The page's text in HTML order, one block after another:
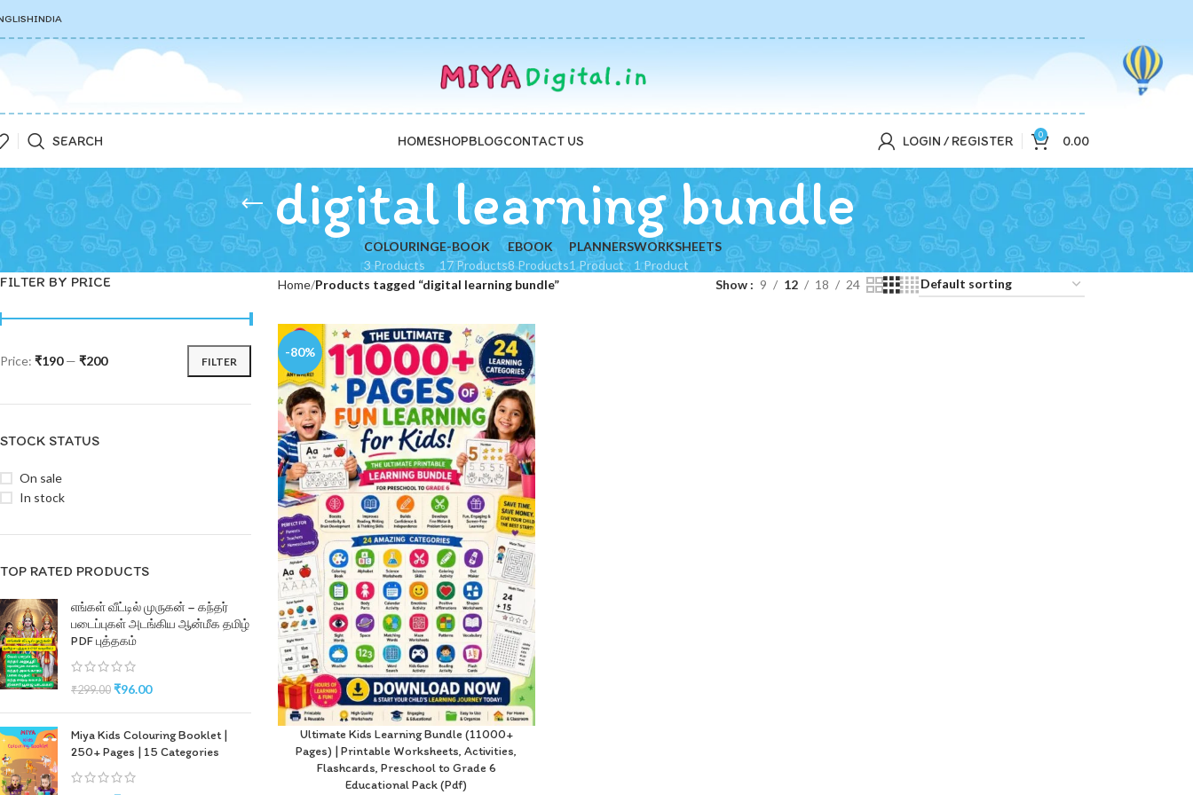
INDIA
SEARCH HOMESHOPBLOGCONTACT US LOGIN / REGISTER 0 0.00
digital learning bundle
COLOURING
3 Products
E-BOOK
17 Products
EBOOK
8 Products
PLANNERS
1 Product
WORKSHEETS
1 Product
FILTER BY PRICE
FILTER
Price: ₹190— ₹200
STOCK STATUS
On sale
In stock
TOP RATED PRODUCTS
எங்கள் வீட்டில் முருகன் – கந்தர்
படைப்புகள் அடங்கிய ஆன்மீக தமிழ்
PDF புத்தகம்
₹299.00 ₹96.00
Miya Kids Colouring Booklet |
250+ Pages | 15 Categories
Home Products tagged “digital learning bundle” Show 9 12 18 24
-80%
Ultimate Kids Learning Bundle (11000+
Pages) | Printable Worksheets, Activities,
Flashcards, Preschool to Grade 6
Educational Pack (Pdf)